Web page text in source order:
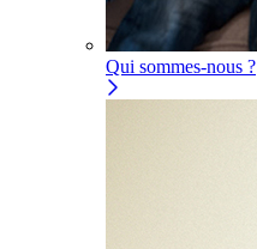
Qui sommes-nous ?